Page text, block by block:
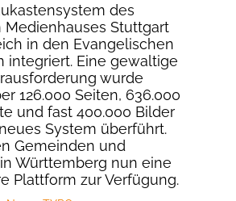
des
Medienhauses Stuttgart
in den Evangelischen
integriert. Eine gewaltige
wurde
126.000 Seiten, 636.000
und fast 400.000 Bilder
System überführt.
Gemeinden und
Württemberg nun eine
Plattform zur Verfügung.